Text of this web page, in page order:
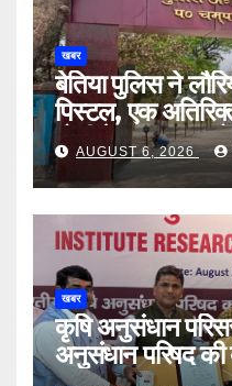
खबर
बेतिया पुलिस ने
पिस्टल, एक
गोली के साथ एक को
AUGUST 6, 2026
खबर
कृषि अनुसंधान
अनुसंधान परिषद